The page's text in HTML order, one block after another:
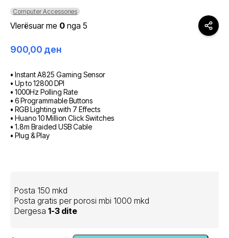
Computer Accessories
Vlerësuar me 0 nga 5
900,00 ден
• Instant A825 Gaming Sensor
• Up to 12800 DPI
• 1000Hz Polling Rate
• 6 Programmable Buttons
• RGB Lighting with 7 Effects
• Huano 10 Million Click Switches
• 1.8m Braided USB Cable
• Plug & Play
Posta 150 mkd
Posta gratis per porosi mbi 1000 mkd
Dergesa 1-3 dite